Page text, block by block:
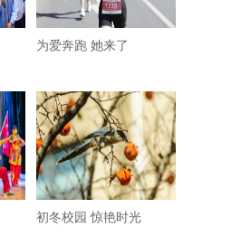
为爱奔跑 她来了
初冬校园 惊艳时光